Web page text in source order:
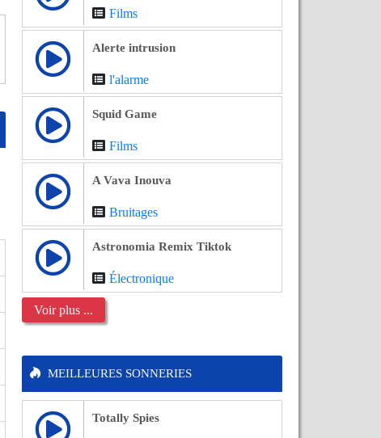
Films
Alerte intrusion
l'alarme
Squid Game
Films
A Vava Inouva
Bruitages
Astronomia Remix Tiktok
Électronique
Voir plus ...
MEILLEURES SONNERIES
Totally Spies